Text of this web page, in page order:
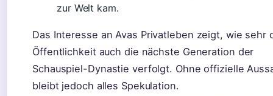
zur Welt kam.
Das Interesse an Avas Privatleben zeigt, wie sehr
Öffentlichkeit auch die nächste Generation der
Schauspiel-Dynastie verfolgt. Ohne offizielle
bleibt jedoch alles Spekulation.